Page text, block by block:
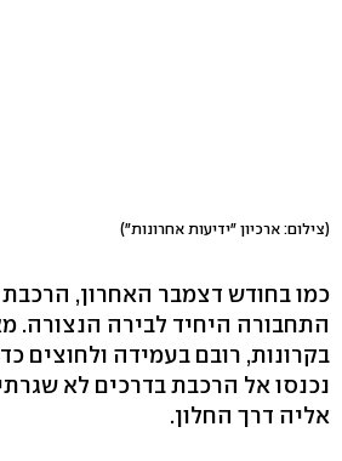
(צילום: ארכיון "ידיעות אחרונות")
כמו בחודש דצמבר האחרון,
התחבורה היחיד לבירה הנצורה.
בקרונות, רובם בעמידה ולחוצים
נכנסו אל הרכבת בדרכים לא
אליה דרך החלון.